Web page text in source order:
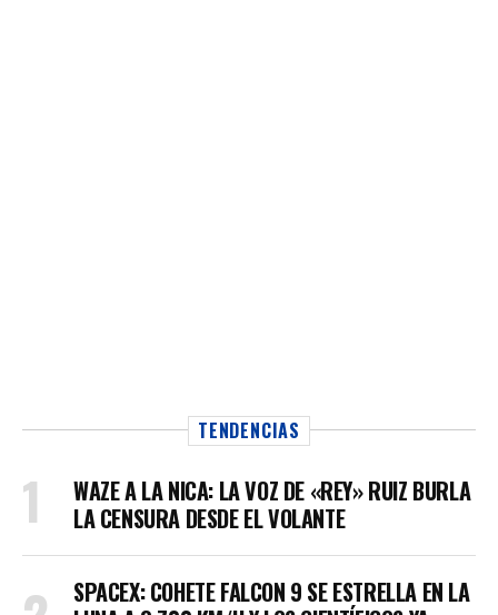
TENDENCIAS
WAZE A LA NICA: LA VOZ DE «REY» RUIZ BURLA
LA CENSURA DESDE EL VOLANTE
SPACEX: COHETE FALCON 9 SE ESTRELLA EN LA